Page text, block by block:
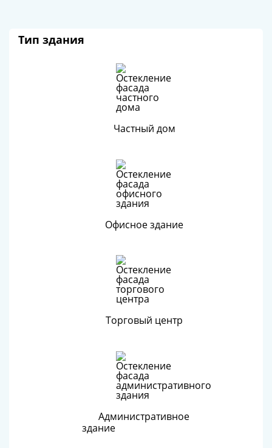
Тип здания
Частный дом
Офисное здание
Торговый центр
Административное
здание